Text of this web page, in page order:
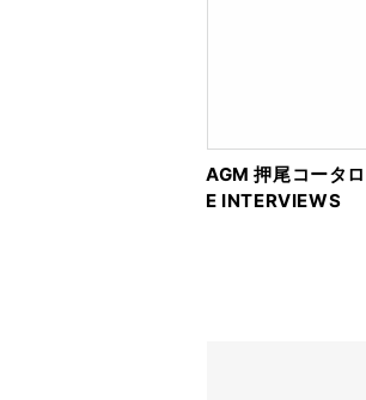
AGM 押尾コータ
E INTERVIEWS